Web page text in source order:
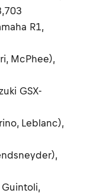
R1,
McPhee),
GSX-
Leblanc),